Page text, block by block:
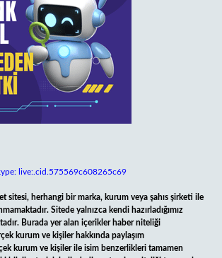
live:.cid.575569c608265c69
sitesi, herhangi bir marka, kurum veya şahıs şirketi ile
Sitede yalnızca kendi hazırladığımız
Burada yer alan içerikler haber niteliği
kurum ve kişiler hakkında paylaşım
kurum ve kişiler ile isim benzerlikleri tamamen